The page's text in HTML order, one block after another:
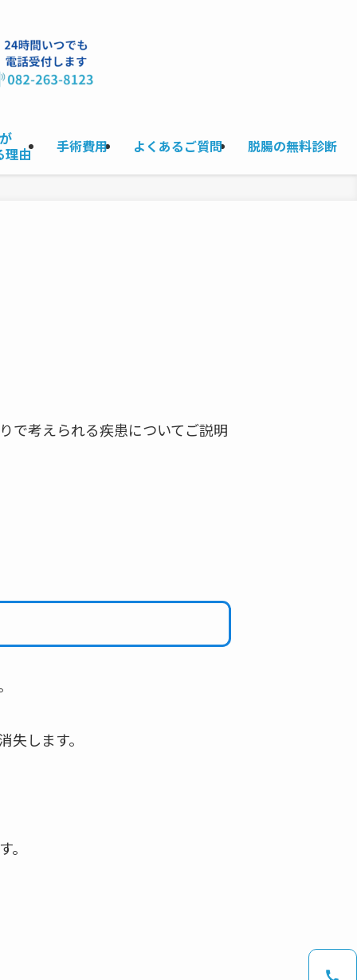
理由
手術費用 よくあるご質問 脱腸の無料診断
で考えられる疾患についてご説明
します。